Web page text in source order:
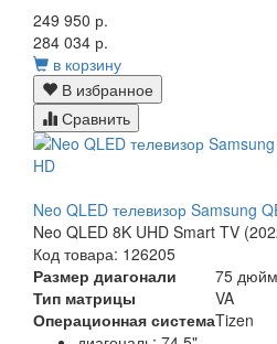
249 950 р.
284 034 р.
в корзину
В избранное
Сравнить
Neo QLED телевизор Samsung
Neo QLED 8K UHD Smart TV
Код товара: 126205
Размер диагонали
75
Тип матрицы
VA
Операционная системаTizen